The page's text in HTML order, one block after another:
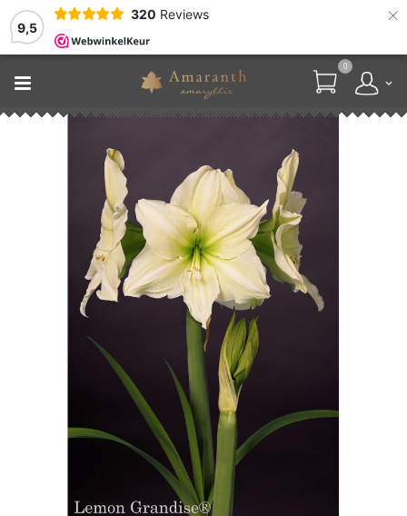
9,5
320 Reviews ×
0